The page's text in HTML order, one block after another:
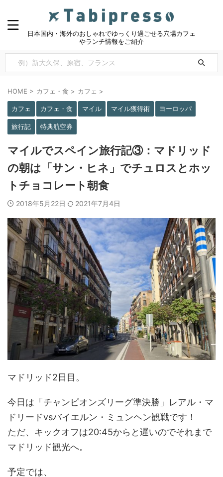
日本国内・海外のおしゃれでゆっくり過ごせる穴場カフェ
やランチ情報をご紹介
HOME > カフェ・食 > カフェ >
カフェ カフェ・食 マイル マイル獲得術 ヨーロッパ
旅行記 特典航空券
マイルでスペイン旅行記③：マドリッド
の朝は「サン・ヒネ」でチュロスとホッ
トチョコレート朝食
2018年5月22日 2021年7月4日
マドリッド2日目。
今日は「チャンピオンズリーグ準決勝」レアル・マ
ドリードvsバイエルン・ミュンヘン観戦です！
ただ、キックオフは20:45からと遅いのでそれまで
マドリッド観光へ。
予定では、